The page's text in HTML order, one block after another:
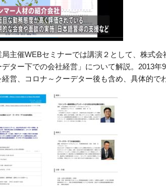
局主催WEBセミナーでは講演２として、株
デター下での会社経営」について解説。2013
営、コロナ～クーデター後も含め、具体的で